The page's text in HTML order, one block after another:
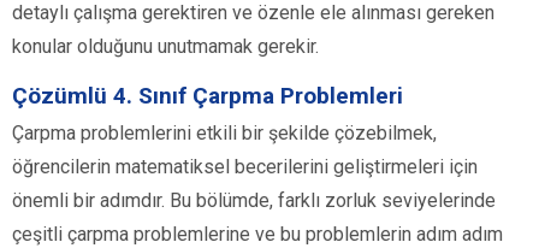
detaylı çalışma gerektiren ve özenle ele alınması gereken
konular olduğunu unutmamak gerekir.
Çözümlü 4. Sınıf Çarpma Problemleri
Çarpma problemlerini etkili bir şekilde çözebilmek,
öğrencilerin matematiksel becerilerini geliştirmeleri için
önemli bir adımdır. Bu bölümde, farklı zorluk seviyelerinde
çeşitli çarpma problemlerine ve bu problemlerin adım adım